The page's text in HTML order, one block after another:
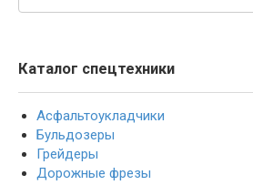
Каталог спецтехники
Асфальтоукладчики
Бульдозеры
Грейдеры
Дорожные фрезы